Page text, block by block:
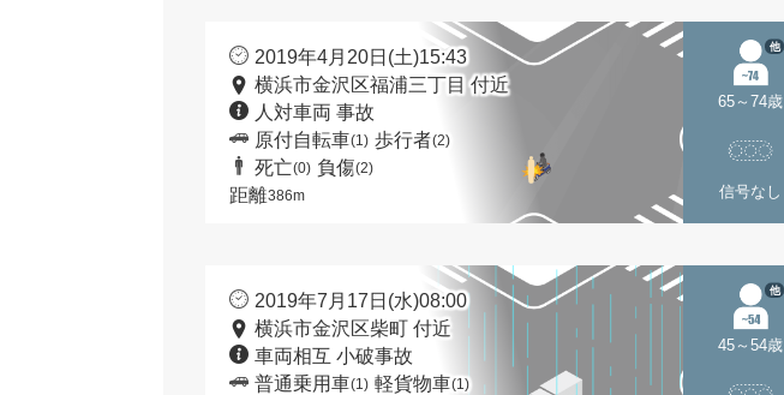
2019年4月20日(土)15:43
横浜市金沢区福浦三丁目 付近
人対車両 事故
原付自転車(1) 歩行者(2)
死亡(0) 負傷(2)
距離386m
65～74歳
他
信号なし
2019年7月17日(水)08:00
横浜市金沢区柴町 付近
車両相互 小破事故
普通乗用車(1) 軽貨物車(1)
45～54歳
他